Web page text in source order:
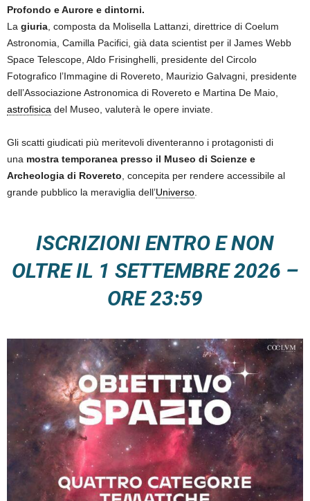
Profondo e Aurore e dintorni.
La giuria, composta da Molisella Lattanzi, direttrice di Coelum
Astronomia, Camilla Pacifici, già data scientist per il James Webb
Space Telescope, Aldo Frisinghelli, presidente del Circolo
Fotografico l’Immagine di Rovereto, Maurizio Galvagni, presidente
dell’Associazione Astronomica di Rovereto e Martina De Maio,
astrofisica del Museo, valuterà le opere inviate.
Gli scatti giudicati più meritevoli diventeranno i protagonisti di
una mostra temporanea presso il Museo di Scienze e
Archeologia di Rovereto, concepita per rendere accessibile al
grande pubblico la meraviglia dell’Universo.
ISCRIZIONI ENTRO E NON
OLTRE IL 1 SETTEMBRE 2026 –
ORE 23:59